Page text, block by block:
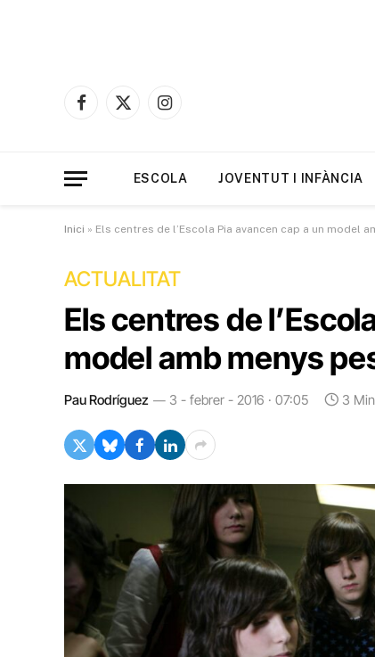
Facebook
X
Instagram
ESCOLA JOVENTUT I INFÀNCIA
Inici » Els centres de l’Escola Pia avancen cap a un model
ACTUALITAT
Els centres de
model amb menys
Pau Rodríguez 3 - febrer - 2016 · 07:05 3